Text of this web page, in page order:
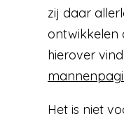
zij daar
ontwikkelen
hierover
Het is niet